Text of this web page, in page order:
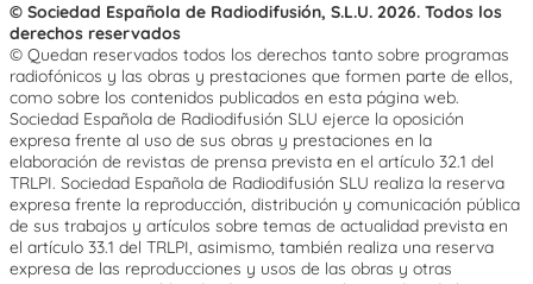
© Sociedad Española de Radiodifusión, S.L.U. 2026. Todos los
derechos reservados
© Quedan reservados todos los derechos tanto sobre programas
radiofónicos y las obras y prestaciones que formen parte de ellos,
como sobre los contenidos publicados en esta página web.
Sociedad Española de Radiodifusión SLU ejerce la oposición
expresa frente al uso de sus obras y prestaciones en la
elaboración de revistas de prensa prevista en el artículo 32.1 del
TRLPI. Sociedad Española de Radiodifusión SLU realiza la reserva
expresa frente la reproducción, distribución y comunicación pública
de sus trabajos y artículos sobre temas de actualidad prevista en
el artículo 33.1 del TRLPI, asimismo, también realiza una reserva
expresa de las reproducciones y usos de las obras y otras